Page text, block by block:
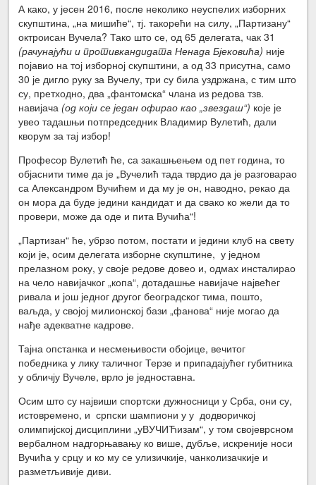
А како, у јесен 2016, после неколико неуспелих изборних
скупштина, „на мишиће“, тј. такорећи на силу, „Партизану“
октроисан Вучела? Тако што се, од 65 делегата, чак 31
(рачунајући и противкандидата Ненада Бјековића) није
појавио на тој изборној скупштини, а од 33 присутна, само
30 је дигло руку за Вучелу, три су била уздржана, с тим што
су, претходно, два „фантомска“ члана из редова тзв.
навијача (од који се један офирао као „звездаш“) које је
увео тадашњи потпредседник Владимир Вулетић, дали
кворум за тај избор!
Професор Вулетић ће, са закашњењем од пет година, то
објаснити тиме да је „Вучелић тада тврдио да је разговарао
са Александром Вучићем и да му је он, наводно, рекао да
он мора да буде једини кандидат и да свако ко жели да то
провери, може да оде и пита Вучића“!
„Партизан“ ће, убрзо потом, постати и једини клуб на свету
који је, осим делегата изборне скупштине, у једном
прелазном року, у своје редове довео и, одмах инсталирао
на чело навијачког „копа“, дотадашње навијаче највећег
ривала и још једног другог београдског тима, пошто,
ваљда, у својој милионској бази „фанова“ није могао да
нађе адекватне кадрове.
Тајна опстанка и несмењивости обојице, вечитог
победника у лику таличног Терзе и припадајућег губитника
у обличју Вучеле, врло је једноставна.
Осим што су највиши спортски дужносници у Срба, они су,
истовремено, и српски шампиони у у додворичкој
олимпијској дисциплини „уВУЧИЋизам“, у том својеврсном
вербалном надгорњавању ко више, дубље, искреније носи
Вучића у срцу и ко му се улизичкије, чанколизачкије и
разметљивије диви.